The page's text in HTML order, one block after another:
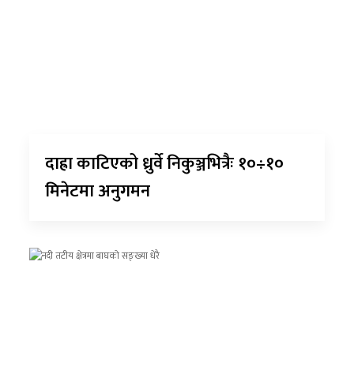
दाह्रा काटिएको ध्रुर्वे निकुञ्जभित्रैः १०÷१०
मिनेटमा अनुगमन